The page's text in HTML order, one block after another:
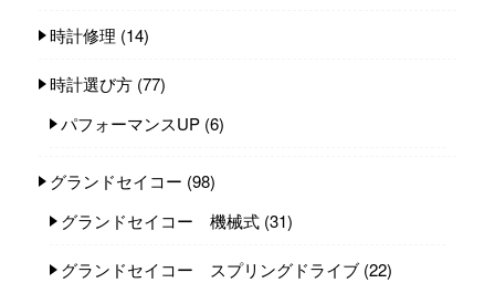
時計修理 (14)
時計選び方 (77)
パフォーマンスUP (6)
グランドセイコー (98)
グランドセイコー 機械式 (31)
グランドセイコー スプリングドライブ (22)